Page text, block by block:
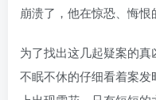
崩溃了，他在惊恐、悔恨
为了找出这几起疑案的
不眠不休的仔细看着案